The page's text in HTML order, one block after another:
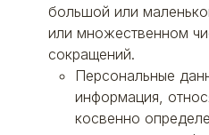
большой или
или множественном
сокращений.
Персональные
информация,
косвенно